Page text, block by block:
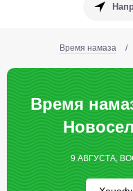
Время намаза /
Время
9 АВГУСТА,